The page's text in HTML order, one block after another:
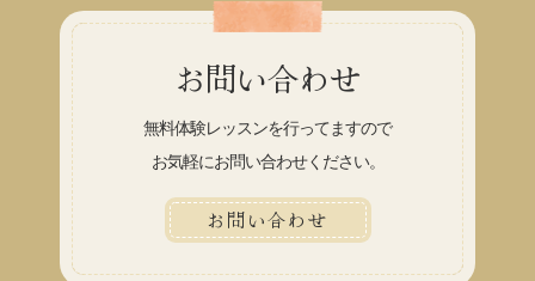
お問い合わせ
無料体験レッスンを行ってますので
お気軽にお問い合わせください。
お問い合わせ